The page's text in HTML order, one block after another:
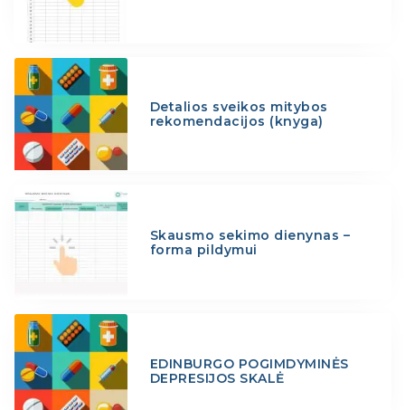
Detalios sveikos mitybos
rekomendacijos (knyga)
Skausmo sekimo dienynas –
forma pildymui
EDINBURGO POGIMDYMINĖS
DEPRESIJOS SKALĖ